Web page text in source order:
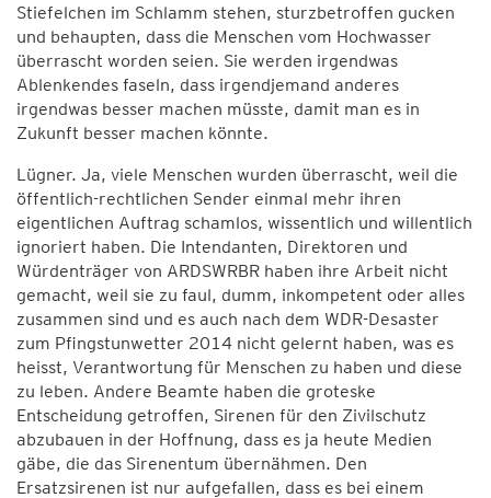
Stiefelchen im Schlamm stehen, sturzbetroffen gucken
und behaupten, dass die Menschen vom Hochwasser
überrascht worden seien. Sie werden irgendwas
Ablenkendes faseln, dass irgendjemand anderes
irgendwas besser machen müsste, damit man es in
Zukunft besser machen könnte.
Lügner. Ja, viele Menschen wurden überrascht, weil die
öffentlich-rechtlichen Sender einmal mehr ihren
eigentlichen Auftrag schamlos, wissentlich und willentlich
ignoriert haben. Die Intendanten, Direktoren und
Würdenträger von ARDSWRBR haben ihre Arbeit nicht
gemacht, weil sie zu faul, dumm, inkompetent oder alles
zusammen sind und es auch nach dem WDR-Desaster
zum Pfingstunwetter 2014 nicht gelernt haben, was es
heisst, Verantwortung für Menschen zu haben und diese
zu leben. Andere Beamte haben die groteske
Entscheidung getroffen, Sirenen für den Zivilschutz
abzubauen in der Hoffnung, dass es ja heute Medien
gäbe, die das Sirenentum übernähmen. Den
Ersatzsirenen ist nur aufgefallen, dass es bei einem